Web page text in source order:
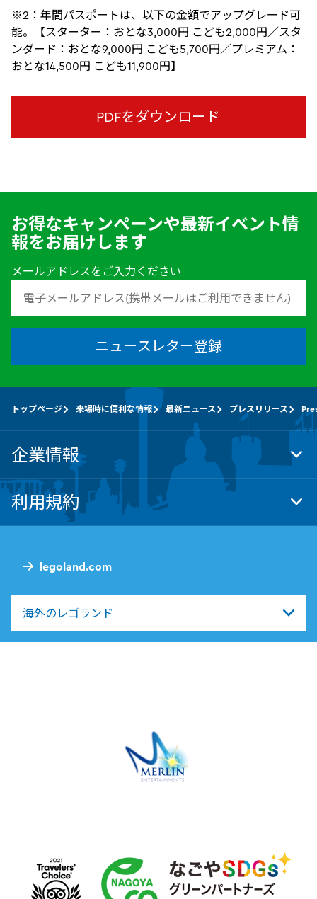
※2：年間パスポートは、以下の金額でアップグレード可
能。【スターター：おとな3,000円 こども2,000円／スタ
ンダード：おとな9,000円 こども5,700円／プレミアム：
おとな14,500円 こども11,900円】
PDFをダウンロード
お得なキャンペーンや最新イベント情
報をお届けします
メールアドレスをご入力ください
ニュースレター登録
legoland.com
海外のレゴランド
トップページ 来場時に便利な情報 最新ニュース プレスリリース
企業情報
利用規約